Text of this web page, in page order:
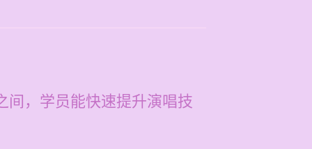
间，学员能快速提升演唱技